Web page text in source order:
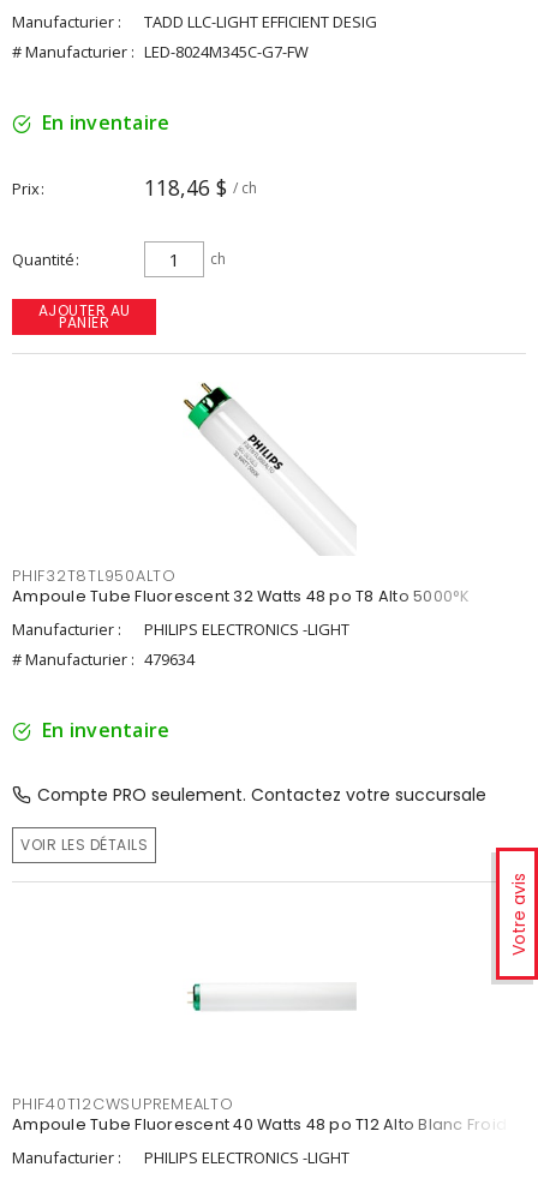
Votre avis
Manufacturier :
TADD LLC-LIGHT EFFICIENT DESIG
# Manufacturier : LED-8024M345C-G7-FW
En inventaire
Prix 118,46 $ / ch
Quantité ch
AJOUTER AU
PANIER
PHIF32T8TL950ALTO
Ampoule Tube Fluorescent 32 Watts 48 po T8 Alto 5000°K
Manufacturier :
PHILIPS ELECTRONICS -LIGHT
# Manufacturier : 479634
En inventaire
Compte PRO seulement. Contactez votre succursale
VOIR LES DÉTAILS
PHIF40T12CWSUPREMEALTO
Ampoule Tube Fluorescent 40 Watts 48 po T12 Alto Blanc Froid
Manufacturier :
PHILIPS ELECTRONICS -LIGHT